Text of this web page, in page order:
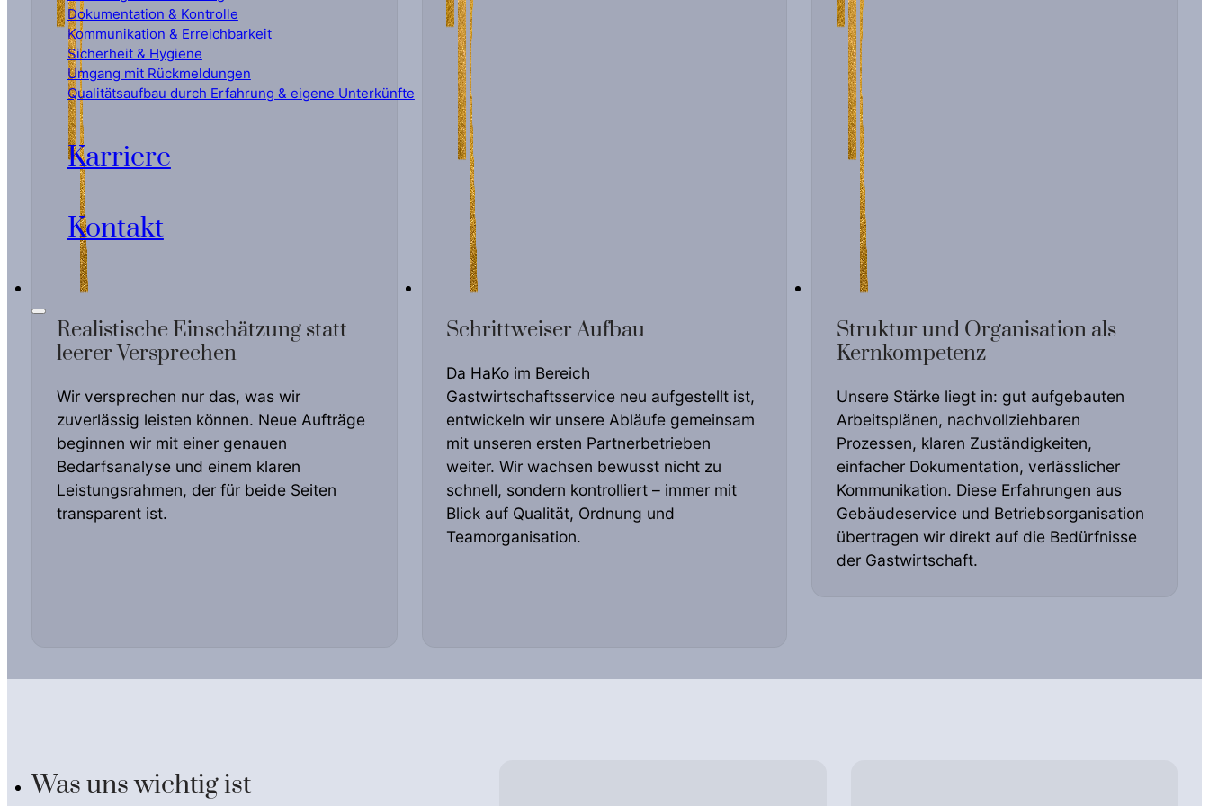
Dokumentation & Kontrolle
Kommunikation & Erreichbarkeit
Sicherheit & Hygiene
Umgang mit Rückmeldungen
Qualitätsaufbau durch Erfahrung & eigene Unterkünfte
Karriere
Kontakt
Realistische Einschätzung statt
leerer Versprechen
Wir versprechen nur das, was wir
zuverlässig leisten können. Neue Aufträge
beginnen wir mit einer genauen
Bedarfsanalyse und einem klaren
Leistungsrahmen, der für beide Seiten
transparent ist.
Schrittweiser Aufbau
Da HaKo im Bereich
Gastwirtschaftsservice neu aufgestellt ist,
entwickeln wir unsere Abläufe gemeinsam
mit unseren ersten Partnerbetrieben
weiter. Wir wachsen bewusst nicht zu
schnell, sondern kontrolliert – immer mit
Blick auf Qualität, Ordnung und
Teamorganisation.
Struktur und Organisation als
Kernkompetenz
Unsere Stärke liegt in: gut aufgebauten
Arbeitsplänen, nachvollziehbaren
Prozessen, klaren Zuständigkeiten,
einfacher Dokumentation, verlässlicher
Kommunikation. Diese Erfahrungen aus
Gebäudeservice und Betriebsorganisation
übertragen wir direkt auf die Bedürfnisse
der Gastwirtschaft.
Was uns wichtig ist